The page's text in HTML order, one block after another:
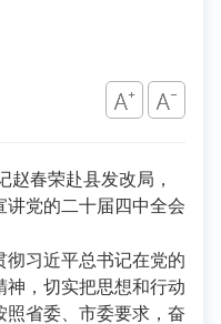
春荣赴县发改局，
讲党的二十届四中全会
习近平总书记在党的
神，切实把思想和行动
照省委、市委要求，奋